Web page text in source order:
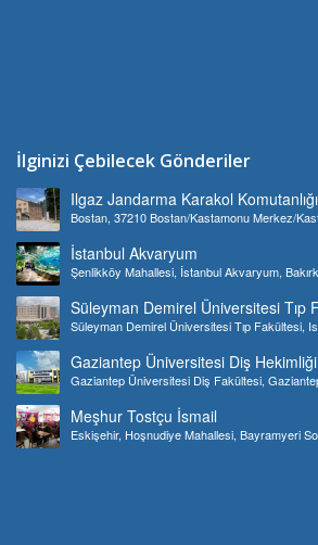
İlginizi Çebilecek Gönderiler
Ilgaz Jandarma Karakol Komutanlığı
Bostan, 37210 Bostan/Kastamonu Merkez/
İstanbul Akvaryum
Şenlikköy Mahallesi, İstanbul Akvaryum,
Süleyman Demirel Üniversitesi Tıp
Süleyman Demirel Üniversitesi Tıp Fakültesi,
Gaziantep Üniversitesi Diş
Gaziantep Üniversitesi Diş Fakültesi,
Meşhur Tostçu İsmail
Eskişehir, Hoşnudiye Mahallesi, Bayramyeri